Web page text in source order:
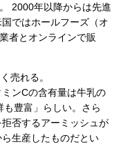
2000年以降からは先進
ではホールフーズ（オ
者とオンラインで販
売れる。
ンCの含有量は牛乳の
豊富」らしい。さら
否するアーミッシュが
生産したものだとい